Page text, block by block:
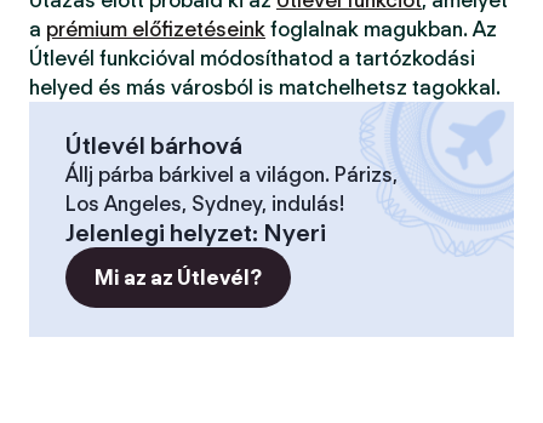
a prémium előfizetéseink foglalnak magukban. Az
Útlevél funkcióval módosíthatod a tartózkodási
helyed és más városból is matchelhetsz tagokkal.
Útlevél bárhová
Állj párba bárkivel a világon. Párizs,
Los Angeles, Sydney, indulás!
Jelenlegi helyzet: Nyeri
Mi az az Útlevél?